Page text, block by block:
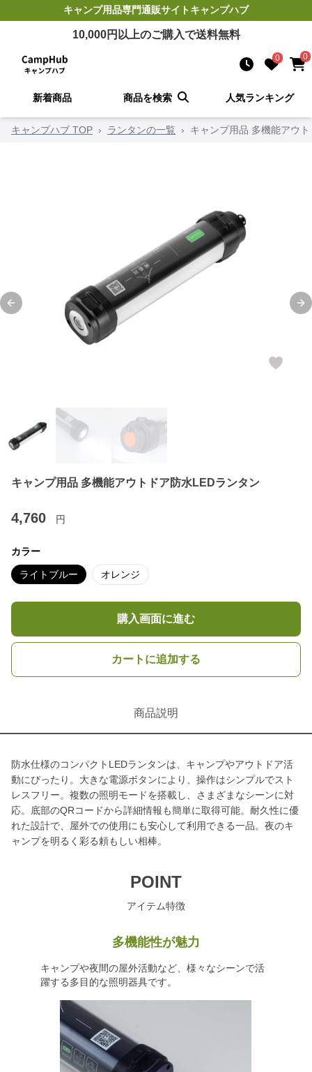
キャンプ用品専門通販サイトキャンプハブ
10,000円以上のご購入で送料無料
0 0
新着商品 商品を検索 人気ランキング
キャンプハブ TOP › ランタンの一覧 › キャンプ用品 多機能アウ
Previous slide
キャンプ用品 多機能アウトドア防水LEDランタン
4,760 円
カラー
ライトブルー オレンジ
購入画面に進む
カートに追加する
商品説明
防水仕様のコンパクトLEDランタンは、キャンプやアウトドア活
動にぴったり。大きな電源ボタンにより、操作はシンプルでスト
レスフリー。複数の照明モードを搭載し、さまざまなシーンに対
応。底部のQRコードから詳細情報も簡単に取得可能。耐久性に優
れた設計で、屋外での使用にも安心して利用できる一品。夜のキ
ャンプを明るく彩る頼もしい相棒。
POINT
アイテム特徴
多機能性が魅力
キャンプや夜間の屋外活動など、様々なシーンで活
躍する多目的な照明器具です。